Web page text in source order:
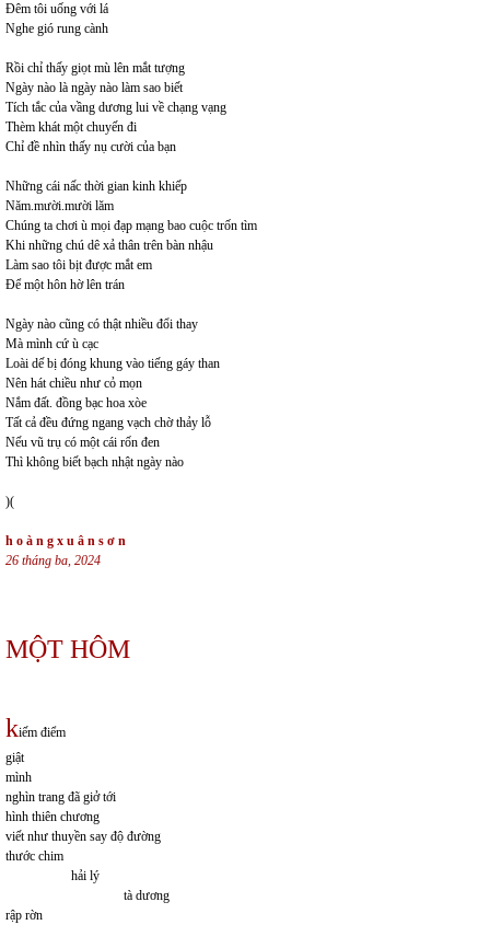
Đêm tôi uống với lá
Nghe gió rung cành
Rồi chỉ thấy giọt mù lên mắt tượng
Ngày nào là ngày nào làm sao biết
Tích tắc của vầng dương lui về chạng vạng
Thèm khát một chuyến đi
Chỉ đề nhìn thấy nụ cười của bạn
Những cái nấc thời gian kinh khiếp
Năm.mười.mười lăm
Chúng ta chơi ù mọi đạp mạng bao cuộc trốn tìm
Khi những chú dê xả thân trên bàn nhậu
Làm sao tôi bịt được mắt em
Để một hôn hờ lên trán
Ngày nào cũng có thật nhiều đổi thay
Mà mình cứ ù cạc
Loài dế bị đóng khung vào tiếng gáy than
Nên hát chiều như cỏ mọn
Nắm đất. đồng bạc hoa xòe
Tất cả đều đứng ngang vạch chờ thảy lỗ
Nếu vũ trụ có một cái rốn đen
Thì không biết bạch nhật ngày nào
)(
h o à n g x u â n s ơ n
26 tháng ba, 2024
MỘT HÔM
kiếm điểm
giật
mình
nghìn trang đã giở tới
hình thiên chương
viết như thuyền say độ đường
thước chim
hải lý
tà dương
rập rờn